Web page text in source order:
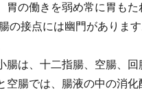
胃の働きを弱め常に胃もた
接点には幽門がありま
腸は、十二指腸、空腸、
空腸では、腸液の中の消